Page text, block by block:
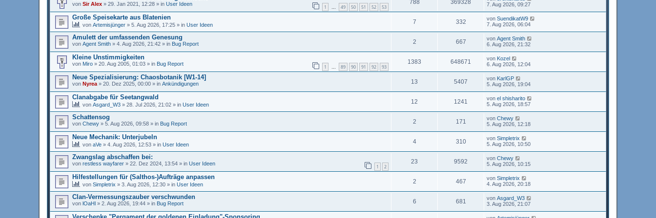
von Sir Alex » 29. Jan 2021, 12:28 » in User Ideen 1 … 49 50 51 52 53
788 369328
7. Aug 2026, 09:27
Große Speisekarte aus Blatenien
von Artemisjünger » 5. Aug 2026, 17:25 » in User Ideen 7 332 von SuendikatW9
7. Aug 2026, 06:04
Amulett der umfassenden Genesung
von Agent Smith » 4. Aug 2026, 21:42 » in Bug Report 2 667 von Agent Smith
6. Aug 2026, 21:32
Kleine Unstimmigkeiten
von Miro » 20. Aug 2005, 01:03 » in Bug Report 1 … 89 90 91 92 93
1383 648671 von Kozel
6. Aug 2026, 12:04
Neue Spezialisierung: Chaosbotanik [W1-14]
von Nyrea » 20. Dez 2025, 00:00 » in Ankündigungen 13 5407 von KarlGP
5. Aug 2026, 19:04
Clanabgabe für Seetangwald
von Asgard_W3 » 28. Jul 2026, 21:02 » in User Ideen 12 1241 von el shisharito
5. Aug 2026, 18:57
Schattensog
von Chewy » 5. Aug 2026, 09:58 » in Bug Report 2 171 von Chewy
5. Aug 2026, 12:18
Neue Mechanik: Unterjubeln
von aVe » 4. Aug 2026, 12:53 » in User Ideen 4 310 von Simpletrix
5. Aug 2026, 10:50
Zwangslag abschaffen bei:
von restless wayfarer » 22. Dez 2024, 13:54 » in User Ideen 1 2
23 9592 von Chewy
5. Aug 2026, 10:15
Hilfestellungen für (Salthos-)Aufträge anpassen
von Simpletrix » 3. Aug 2026, 12:30 » in User Ideen 2 467 von Simpletrix
4. Aug 2026, 20:18
Clan-Vermessungszauber verschwunden
von lOaHl » 2. Aug 2026, 19:44 » in Bug Report 6 681 von Asgard_W3
3. Aug 2026, 21:07